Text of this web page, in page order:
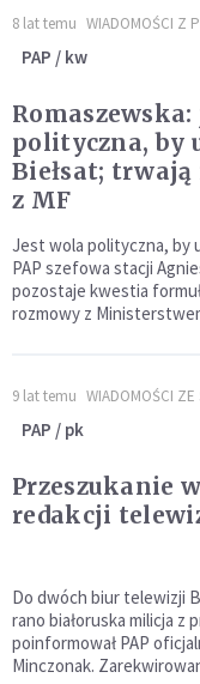
8 lat temu WIADOMOŚCI Z
PAP / kw
polityczna, by
Biełsat;
z MF
Jest wola polityczna, by
PAP szefowa stacji
pozostaje kwestia
rozmowy z
9 lat temu WIADOMOŚCI ZE
PAP / pk
Przeszukanie
redakcji
Do dwóch biur telewizji
rano białoruska milicja z
poinformował PAP
Minczonak.